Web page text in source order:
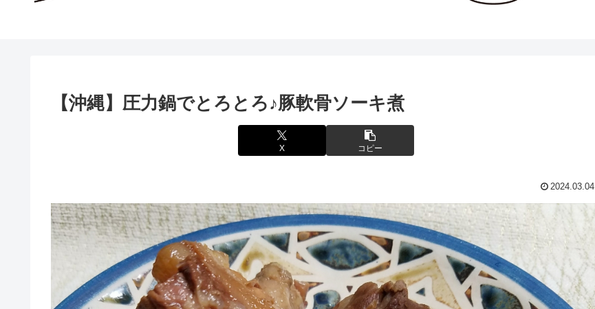
【沖縄】圧力鍋でとろとろ♪豚軟骨ソーキ煮
X コピー
2024.03.04